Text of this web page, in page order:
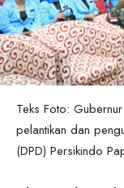
Teks Foto:
pelantikan dan
(DPD) Persikindo